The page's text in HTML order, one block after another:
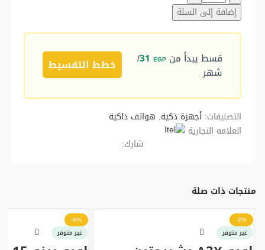
إضافة إلى السلة
قسط يبداً من 31 EGP
/
شهر
خطط التقسيط
التصنيفات: أجهزة ذكية, هواتف ذاكية
العلامه التجارية
شارك:
منتجات ذات صلة
-2%
غير متوفر
-6%
غير متوفر